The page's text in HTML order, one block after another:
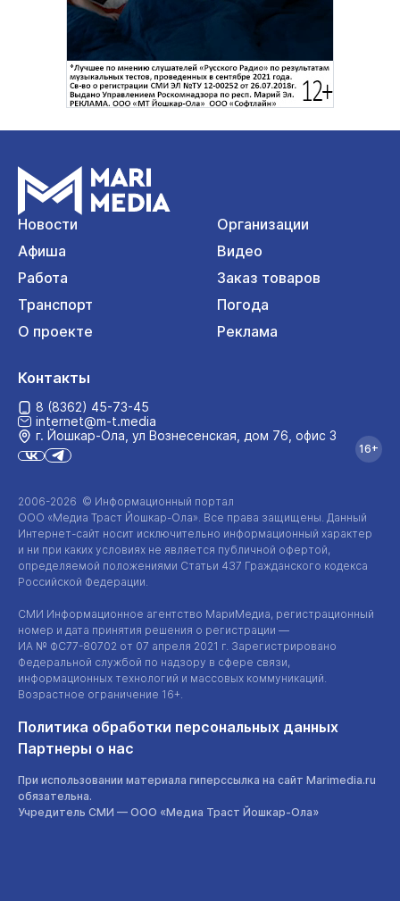
Новости
Организации
Афиша
Видео
Работа
Заказ товаров
Транспорт
Погода
О проекте
Реклама
2006-2026 © Информационный портал
ООО «Медиа Траст Йошкар-Ола». Все права защищены. Данный
Интернет-сайт носит исключительно информационный характер
и ни при каких условиях не является публичной офертой,
определяемой положениями Статьи 437 Гражданского кодекса
Российской Федерации.
СМИ Информационное агентство МариМедиа, регистрационный
номер и дата принятия решения о регистрации —
ИА № ФС77-80702 от 07 апреля 2021 г. Зарегистрировано
Федеральной службой по надзору в сфере связи,
информационных технологий и массовых коммуникаций.
Возрастное ограничение 16+.
Политика обработки персональных данных
Партнеры о нас
При использовании материала гиперссылка на сайт Marimedia.ru
обязательна.
Учредитель СМИ — ООО «Медиа Траст Йошкар-Ола»
Контакты
8 (8362) 45-73-45
internet@m-t.media
г. Йошкар‑Ола, ул Вознесенская, дом 76, офис 3
16+